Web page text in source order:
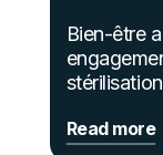
Bien-être
Read more